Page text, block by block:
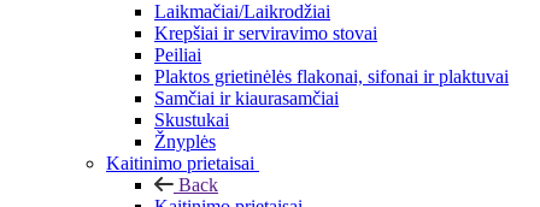
Laikmačiai/Laikrodžiai
Krepšiai ir serviravimo stovai
Peiliai
Plaktos grietinėlės flakonai, sifonai ir plaktuvai
Samčiai ir kiaurasamčiai
Skustukai
Žnyplės
Kaitinimo prietaisai
Back